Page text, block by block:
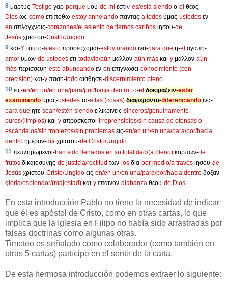
8 μαρτυς-Testigo γαρ-porque μου-de mí εστιν-es/está siendo ο-el θεος-
Dios ως-como επιποθω-estoy anhelando παντας-a todos υμας-ustedes εν-
en σπλαγχνοις-corazones/el asiento de tiernos cariños ιησου-de
Jesús χριστου-Cristo/Ungido
9 και-Y τουτο-a esto προσευχομαι-estoy orando ινα-para que η-el αγαπη-
amor υμων-de ustedes ετι-todavía/aún μαλλον-aún más και-y μαλλον-aún
más περισσευη-esté abundando εν-en επιγνωσει-conocimiento (con
precisión) και-y παση-todo αισθησει-discernimiento pleno
10 εις-en/en un/en una/para/por/hacia dentro το-el δοκιμαζειν-estar
examinando υμας-ustedes τα-a las (cosas) διαφεροντα-diferenciando ινα-
para que ητε-sean/estén siendo ειλικρινεις-sinceros/genuinamente
puros/(limpios) και-y απροσκοποι-irreprensibles/sin causa de ofensas o
escándalos/sin tropiezos/sin problemas εις-en/en un/en una/para/por/hacia
dentro ημεραν-día χριστου-de Cristo/Ungido
11 πεπληρωμενοι-han sido llenados en su totalidad/(a pleno) καρπων-de
frutos δικαιοσυνης-de justicia/rectitud των- los δια-por medio/a través ιησου-de
Jesús χριστου-Cristo/Ungido εις-en/en un/en una/para/por/hacia dentro δοξαν-
gloria/esplendor/(majestad) και-y επαινον-alabanza θεου-de Dios
En esta introducción Pablo no tiene la necesidad de indicar
que él es apóstol de Cristo, como en otras cartas, lo que
implica que la Iglesia en Filipo no había sido arrastradas por
falsas doctrinas como algunas otras.
Timoteo es señalado como colaborador (como también en
otras 5 cartas) partícipe en el sentir de la carta.
De esta hermosa introducción podemos extraer lo siguiente: